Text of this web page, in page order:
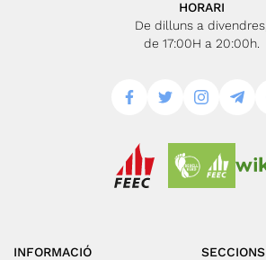
HORARI
De dilluns a divendres,
de 17:00H a 20:00h.
INFORMACIÓ SECCIONS